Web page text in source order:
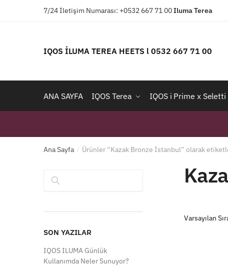
7/24 İletişim Numarası: +0532 667 71 00IlumaTerea
IQOS İLUMA TEREA HEETS l 0532 667 71 00
ANA SAYFA IQOS Terea IQOS i Prime x Seletti
Ana Sayfa / Ürünler “Kazak Bronze İstanbul” olarak
SON YAZILAR
IQOS ILUMA Günlük
Kullanımda Neler Sunuyor?